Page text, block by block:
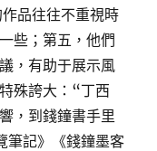
品往往不重視時
些；第五，他們
，有助于展示風
殊誇大：“丁西
，到錢鐘書手里
筆記》《錢鐘墨客